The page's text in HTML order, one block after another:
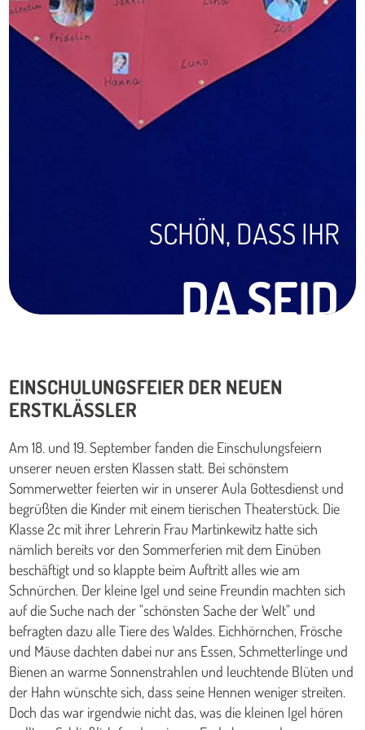
DA SEID
SCHÖN, DASS IHR
EINSCHULUNGSFEIER DER NEUEN
ERSTKLÄSSLER
Am 18. und 19. September fanden die Einschulungsfeiern
unserer neuen ersten Klassen statt. Bei schönstem
Sommerwetter feierten wir in unserer Aula Gottesdienst und
begrüßten die Kinder mit einem tierischen Theaterstück. Die
Klasse 2c mit ihrer Lehrerin Frau Martinkewitz hatte sich
nämlich bereits vor den Sommerferien mit dem Einüben
beschäftigt und so klappte beim Auftritt alles wie am
Schnürchen. Der kleine Igel und seine Freundin machten sich
auf die Suche nach der "schönsten Sache der Welt" und
befragten dazu alle Tiere des Waldes. Eichhörnchen, Frösche
und Mäuse dachten dabei nur ans Essen, Schmetterlinge und
Bienen an warme Sonnenstrahlen und leuchtende Blüten und
der Hahn wünschte sich, dass seine Hennen weniger streiten.
Doch das war irgendwie nicht das, was die kleinen Igel hören